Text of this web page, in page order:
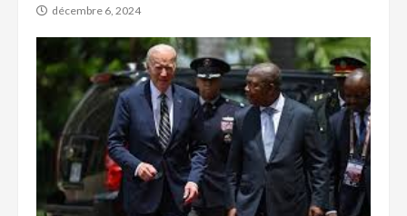
décembre 6, 2024